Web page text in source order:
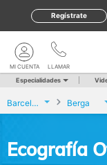
Regístrate
LLAMAR
MI CUENTA
Especialidades
Barcelona Berga
Ecografía